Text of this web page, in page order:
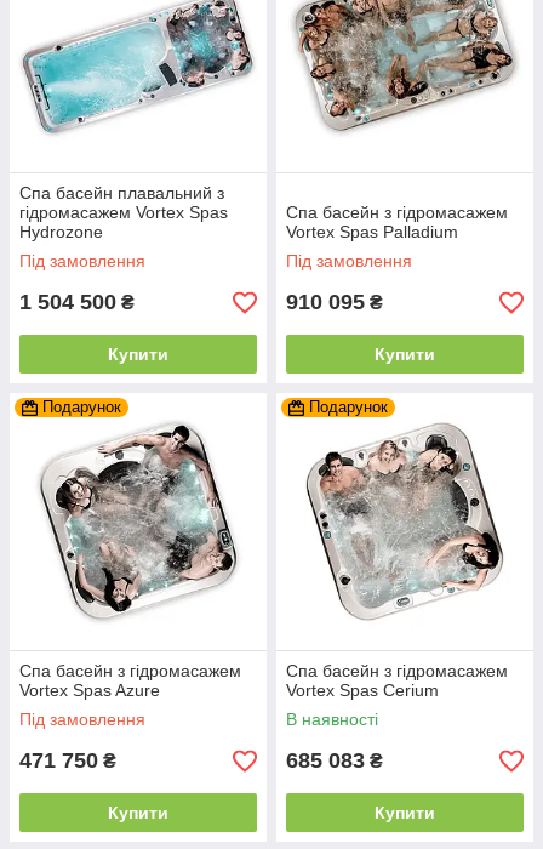
Спа басейн плавальний з
гідромасажем Vortex Spas
Hydrozone
Під замовлення
1 504 500 ₴
Купити
Спа басейн з гідромасажем
Vortex Spas Palladium
Під замовлення
910 095 ₴
Купити
Подарунок
Спа басейн з гідромасажем
Vortex Spas Azure
Під замовлення
471 750 ₴
Купити
Подарунок
Спа басейн з гідромасажем
Vortex Spas Cerium
В наявності
685 083 ₴
Купити